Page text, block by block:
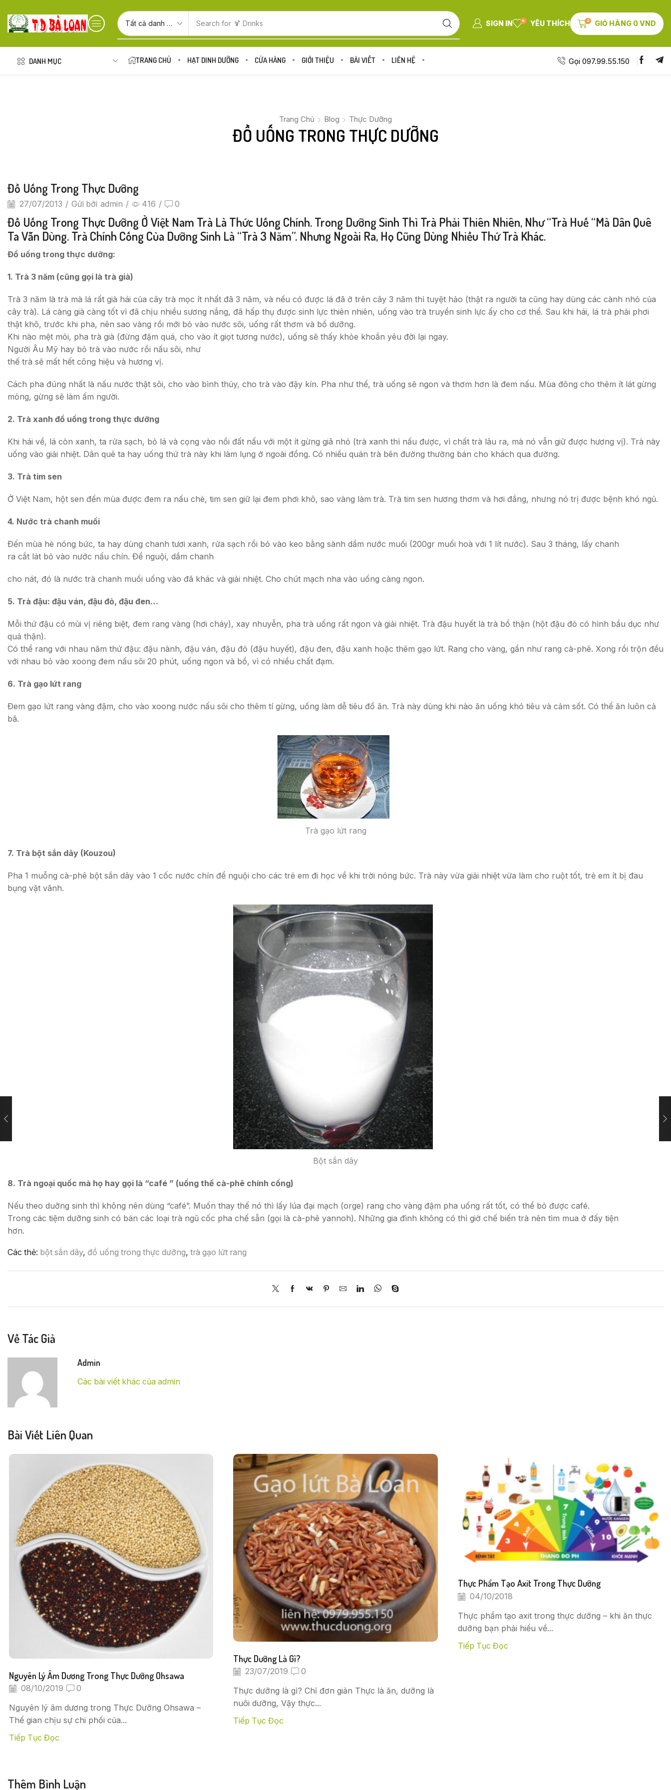
Search for 🍋 Fruits SIGN IN 0 YÊU THÍCH 0 GIỎ HÀNG 0VND
DANH MỤC TRANG CHỦ HẠT DINH DƯỠNG CỬA HÀNG GIỚI THIỆU BÀI VIẾT LIÊN HỆ Gọi 097.99.55.150
Trang Chủ Blog Thực Dưỡng
ĐỒ UỐNG TRONG THỰC DƯỠNG
Đồ Uống Trong Thực Dưỡng
27/07/2013 / Gửi bởi admin / 416 / 0
Đồ Uống Trong Thực Dưỡng Ở Việt Nam Trà Là Thức Uống Chính. Trong Dưỡng Sinh Thì Trà Phải Thiên Nhiên, Như “trà Huế “mà Dân Quê
Ta Vẫn Dùng. Trà Chính Cống Của Dưỡng Sinh Là “trà 3 Năm”. Nhưng Ngoài Ra, Họ Cũng Dùng Nhiều Thứ Trà Khác.
Đồ uống trong thực dưỡng:
1. Trà 3 năm (cũng gọi là trà già)
Trà 3 năm là trà mà lá rất già hái của cây trà mọc ít nhất đã 3 năm, và nếu có được lá đã ở trên cây 3 năm thì tuyệt hảo (thật ra người ta cũng hay dùng các cành nhỏ của
cây trà). Lá càng già càng tốt vì đã chịu nhiều sương nắng, đã hấp thụ được sinh lực thiên nhiên, uống vào trà truyền sinh lực ấy cho cơ thể. Sau khi hái, lá trà phải phơi
thật khô, trước khi pha, nên sao vàng rồi mới bỏ vào nước sôi, uống rất thơm và bổ dưỡng.
Khi nào mệt mỏi, pha trà già (đừng đậm quá, cho vào ít giọt tương nước), uống sẽ thấy khỏe khoắn yêu đời lại ngay.
Người Âu Mỹ hay bỏ trà vào nước rồi nấu sôi, như
thế trà sẽ mất hết công hiệu và hương vị.
Cách pha đúng nhất là nấu nước thật sôi, cho vào bình thủy, cho trà vào đậy kín. Pha như thế, trà uống sẽ ngon và thơm hơn là đem nấu. Mùa đông cho thêm ít lát gừng
mỏng, gừng sẽ làm ấm người.
2. Trà xanh đồ uống trong thực dưỡng
Khi hái về, lá còn xanh, ta rửa sạch, bỏ lá và cọng vào nồi đất nấu với một ít gừng giã nhỏ (trà xanh thì nấu được, vì chất trà lâu ra, mà nó vẫn giữ được hương vị). Trà này
uống vào giải nhiệt. Dân quê ta hay uống thứ trà này khi làm lụng ở ngoài đồng. Có nhiều quán trà bên đường thường bán cho khách qua đường.
3. Trà tim sen
Ở Việt Nam, hột sen đến mùa được đem ra nấu chè, tim sen giữ lại đem phơi khô, sao vàng làm trà. Trà tim sen hương thơm và hơi đắng, nhưng nó trị được bệnh khó ngủ.
4. Nước trà chanh muối
Ðến mùa hè nóng bức, ta hay dùng chanh tươi xanh, rửa sạch rồi bỏ vào keo bằng sành dầm nước muối (200gr muối hoà với 1 lít nước). Sau 3 tháng, lấy chanh
ra cắt lát bỏ vào nước nấu chín. Ðể nguội, dầm chanh
cho nát, đó là nước trà chanh muối uống vào đã khác và giải nhiệt. Cho chút mạch nha vào uống càng ngon.
5. Trà đậu: đậu ván, đậu đỏ, đậu đen…
Mỗi thứ đậu có mùi vị riêng biệt, đem rang vàng (hơi cháy), xay nhuyễn, pha trà uống rất ngon và giải nhiệt. Trà đậu huyết là trà bổ thận (hột đậu đỏ có hình bầu dục như
quả thận).
Có thể rang với nhau năm thứ đậu: đậu nành, đậu ván, đậu đỏ (đậu huyết), đậu đen, đậu xanh hoặc thêm gạo lứt. Rang cho vàng, gần như rang cà-phê. Xong rồi trộn đều
với nhau bỏ vào xoong đem nấu sôi 20 phút, uống ngon và bổ, vì có nhiều chất đạm.
6. Trà gạo lứt rang
Ðem gạo lứt rang vàng đậm, cho vào xoong nước nấu sôi cho thêm tí gừng, uống làm dễ tiêu đồ ăn. Trà này dùng khi nào ăn uống khó tiêu và cảm sốt. Có thể ăn luôn cả
bã.
Trà gạo lứt rang
7. Trà bột sắn dây (Kouzou)
Pha 1 muỗng cà-phê bột sắn dây vào 1 cốc nước chín để nguội cho các trẻ em đi học về khi trời nóng bức. Trà này vừa giải nhiệt vừa làm cho ruột tốt, trẻ em ít bị đau
bụng vặt vãnh.
Bột sắn dây
8. Trà ngoại quốc mà họ hay gọi là “café ” (uống thế cà-phê chính cống)
Nếu theo duỡng sinh thì không nên dùng “café”. Muốn thay thế nó thì lấy lúa đại mạch (orge) rang cho vàng đậm pha uống rất tốt, có thể bỏ được café.
Trong các tiệm dưỡng sinh có bán các loại trà ngũ cốc pha chế sẵn (gọi là cà-phê yannoh). Những gia đình không có thì giờ chế biến trà nên tìm mua ở đấy tiện
hơn.
Các thẻ: bột sắn dây, đồ uống trong thực dưỡng, trà gạo lứt rang
Về Tác Giả
Admin
Các bài viết khác của admin
Bài Viết Liên Quan
Nguyên Lý Âm Dương Trong Thực Dưỡng Ohsawa
08/10/2019 0
Nguyên lý âm dương trong Thực Dưỡng Ohsawa –
Thế gian chịu sự chi phối của...
Tiếp Tục Đọc
Thực Dưỡng Là Gì?
23/07/2019 0
Thực dưỡng là gì? Chỉ đơn giản Thực là ăn, dưỡng là
nuôi dưỡng, Vậy thực...
Tiếp Tục Đọc
Thực Phẩm Tạo Axit Trong Thực Dưỡng
04/10/2018
Thực phẩm tạo axit trong thực dưỡng – khi ăn thực
dưỡng bạn phải hiểu về...
Tiếp Tục Đọc
Thêm Bình Luận